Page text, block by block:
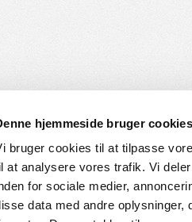
hjemmeside bruger cookies
bruger cookies til at tilpasse
at analysere vores trafik. Vi
for sociale medier,
data med andre oplysninger,
Handelsbetingelser